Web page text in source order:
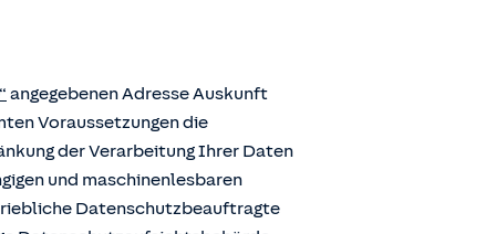
angegebenen Adresse Auskunft
Voraussetzungen die
der Verarbeitung Ihrer Daten
und maschinenlesbaren
Datenschutzbeauftragte